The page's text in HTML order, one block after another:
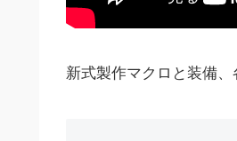
新式製作マクロと装備